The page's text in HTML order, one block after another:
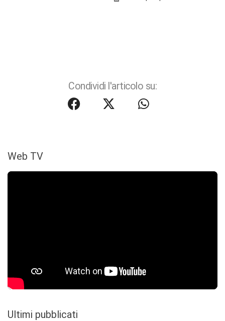
Condividi l'articolo su:
Web TV
Ultimi pubblicati